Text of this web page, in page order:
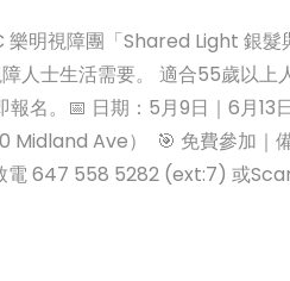
樂明視障團「Shared Light 銀髮
人士生活需要。 適合55歲以上
名。📅 日期：5月9日｜6月13
Midland Ave） 🎯 免費參加｜
647 558 5282 (ext:7) 或